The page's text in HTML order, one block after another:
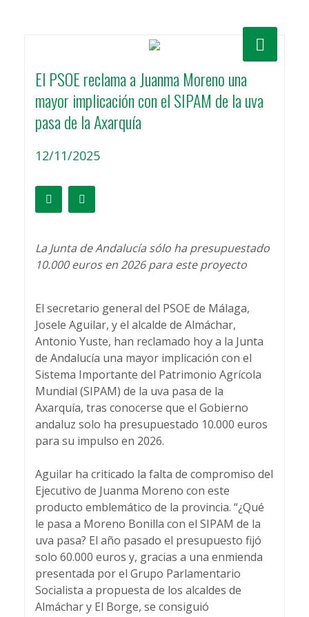
El PSOE reclama a Juanma Moreno una
mayor implicación con el SIPAM de la uva
pasa de la Axarquía
12/11/2025
La Junta de Andalucía sólo ha presupuestado
10.000 euros en 2026 para este proyecto
El secretario general del PSOE de Málaga,
Josele Aguilar, y el alcalde de Almáchar,
Antonio Yuste, han reclamado hoy a la Junta
de Andalucía una mayor implicación con el
Sistema Importante del Patrimonio Agrícola
Mundial (SIPAM) de la uva pasa de la
Axarquía, tras conocerse que el Gobierno
andaluz solo ha presupuestado 10.000 euros
para su impulso en 2026.
Aguilar ha criticado la falta de compromiso del
Ejecutivo de Juanma Moreno con este
producto emblemático de la provincia. “¿Qué
le pasa a Moreno Bonilla con el SIPAM de la
uva pasa? El año pasado el presupuesto fijó
solo 60.000 euros y, gracias a una enmienda
presentada por el Grupo Parlamentario
Socialista a propuesta de los alcaldes de
Almáchar y El Borge, se consiguió